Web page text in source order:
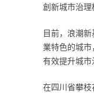
創新城市治
目前，浪潮
業特色的城市
有效提升城市
在四川省攀